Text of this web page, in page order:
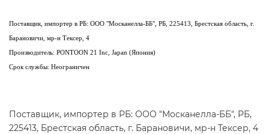
Поставщик, импортер в РБ: ООО "Москанелла-ББ", РБ, 225413, Брестская область, г.
Барановичи, мр-н Тексер, 4
Производитель: PONTOON 21 Inc, Japan (Япония)
Срок службы: Неограничен
Поставщик, импортер в РБ: ООО "Москанелла-ББ", РБ,
225413, Брестская область, г. Барановичи, мр-н Тексер, 4